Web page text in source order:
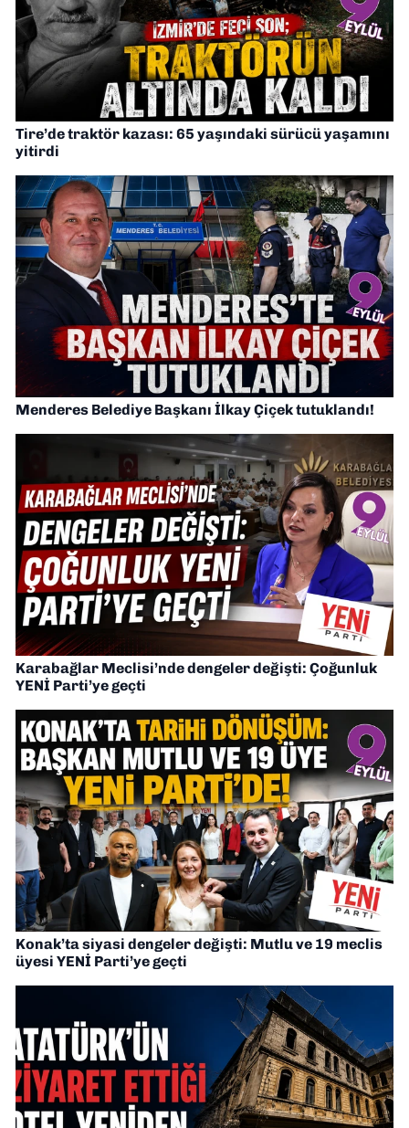
Tire’de traktör kazası: 65 yaşındaki sürücü yaşamını
yitirdi
Menderes Belediye Başkanı İlkay Çiçek tutuklandı!
Karabağlar Meclisi’nde dengeler değişti: Çoğunluk
YENİ Parti’ye geçti
Konak’ta siyasi dengeler değişti: Mutlu ve 19 meclis
üyesi YENİ Parti’ye geçti